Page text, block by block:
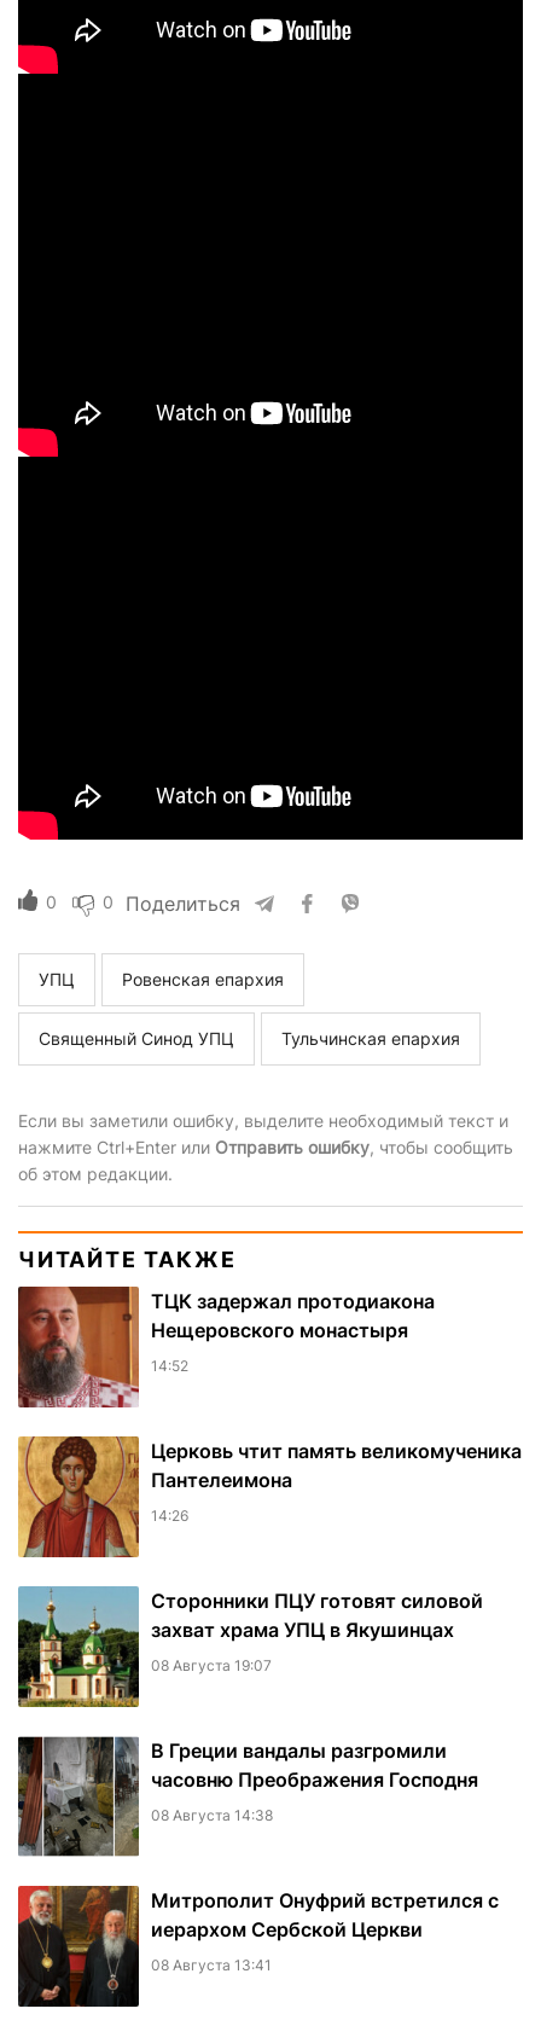
0 0 Поделиться
УПЦ Ровенская епархия
Священный Синод УПЦ Тульчинская епархия
Если вы заметили ошибку, выделите необходимый текст и
нажмите Ctrl+Enter или Отправить ошибку, чтобы сообщить
об этом редакции.
ЧИТАЙТЕ ТАКЖЕ
ТЦК задержал протодиакона
Нещеровского монастыря
14:52
Церковь чтит память великомученика
Пантелеимона
14:26
Сторонники ПЦУ готовят силовой
захват храма УПЦ в Якушинцах
08 Августа 19:07
В Греции вандалы разгромили
часовню Преображения Господня
08 Августа 14:38
Митрополит Онуфрий встретился с
иерархом Сербской Церкви
08 Августа 13:41